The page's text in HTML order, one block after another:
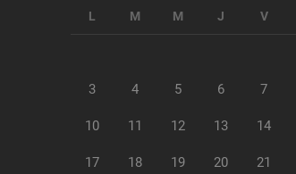
L M M J V
3 4 5 6 7
10 11 12 13 14
17 18 19 20 21